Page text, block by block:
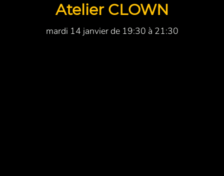
Atelier CLOWN
mardi 14 janvier de 19:30 à 21:30